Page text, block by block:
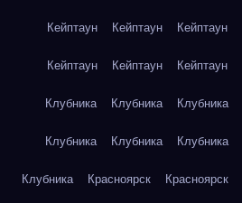
Кейптаун Кейптаун Кейптаун
Кейптаун Кейптаун Кейптаун
Клубника Клубника Клубника
Клубника Клубника Клубника
Клубника Красноярск Красноярск